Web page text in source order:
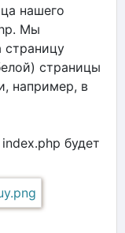
нашего
Мы
страницу
страницы
например, в
будет